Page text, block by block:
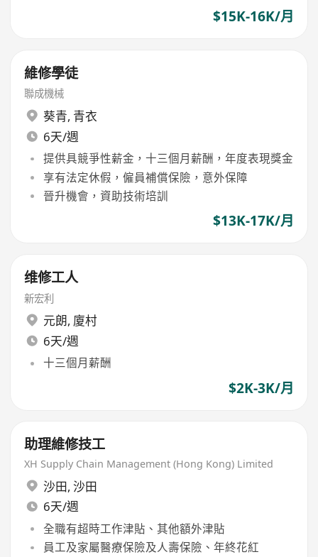
$15K-16K/月
維修學徒
聯成機械
葵青, 青衣
6天/週
提供具競爭性薪金，十三個月薪酬，年度表現獎金
享有法定休假，僱員補償保險，意外保障
晉升機會，資助技術培訓
$13K-17K/月
维修工人
新宏利
元朗, 廈村
6天/週
十三個月薪酬
$2K-3K/月
助理維修技工
XH Supply Chain Management (Hong Kong) Limited
沙田, 沙田
6天/週
全職有超時工作津貼、其他額外津貼
員工及家屬醫療保險及人壽保險、年終花紅